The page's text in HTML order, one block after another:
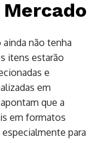
não tenha
itens estarão
e
em
que a
em formatos
para